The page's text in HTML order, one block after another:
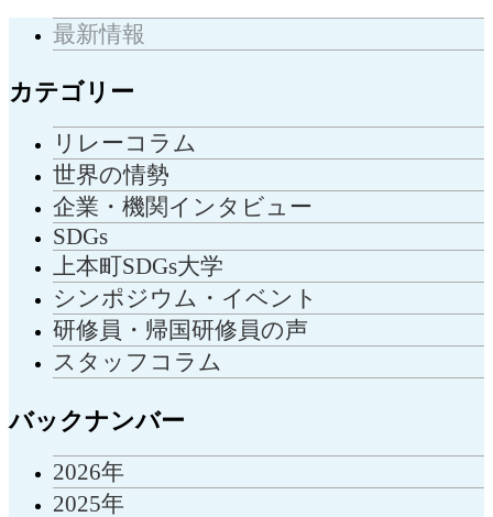
最新情報
カテゴリー
リレーコラム
世界の情勢
企業・機関インタビュー
SDGs
上本町SDGs大学
シンポジウム・イベント
研修員・帰国研修員の声
スタッフコラム
バックナンバー
2026年
2025年